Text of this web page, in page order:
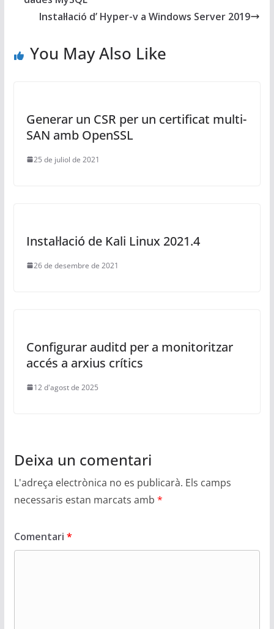
Instal·lació d’ Hyper-v a Windows Server 2019
You May Also Like
Generar un CSR per un certificat multi-
SAN amb OpenSSL
25 de juliol de 2021
Instal·lació de Kali Linux 2021.4
26 de desembre de 2021
Configurar auditd per a monitoritzar
accés a arxius crítics
12 d'agost de 2025
Deixa un comentari
L'adreça electrònica no es publicarà. Els camps
necessaris estan marcats amb *
Comentari *